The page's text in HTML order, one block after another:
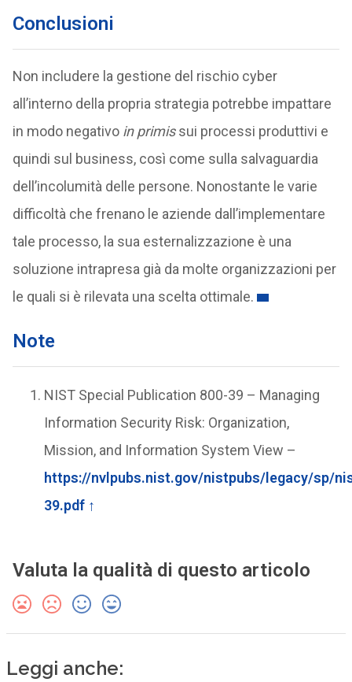
Conclusioni
Non includere la gestione del rischio cyber
all’interno della propria strategia potrebbe impattare
in modo negativo in primissui processi produttivi e
quindi sul business, così come sulla salvaguardia
dell’incolumità delle persone. Nonostante le varie
difficoltà che frenano le aziende dall’implementare
tale processo, la sua esternalizzazione è una
soluzione intrapresa già da molte organizzazioni per
le quali si è rilevata una scelta ottimale.
Note
NIST Special Publication 800-39 – Managing
Information Security Risk: Organization,
Mission, and Information System View –
https://nvlpubs.nist.gov/nistpubs/legacy/sp/
39.pdf ↑
Valuta la qualità di questo articolo
Leggi anche: